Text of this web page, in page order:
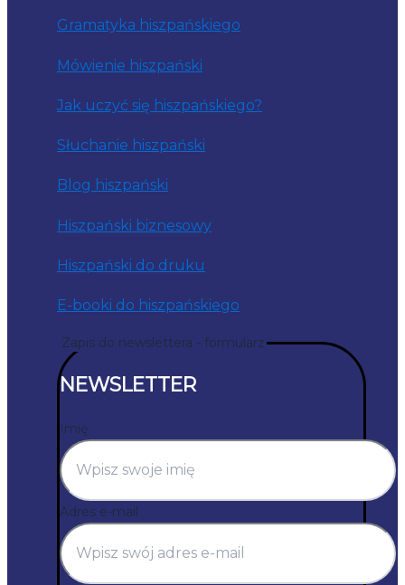
Gramatyka hiszpańskiego
Mówienie hiszpański
Jak uczyć się hiszpańskiego?
Słuchanie hiszpański
Blog hiszpański
Hiszpański biznesowy
Hiszpański do druku
E-booki do hiszpańskiego
Zapis do newslettera - formularz
NEWSLETTER
Imię
Adres e-mail